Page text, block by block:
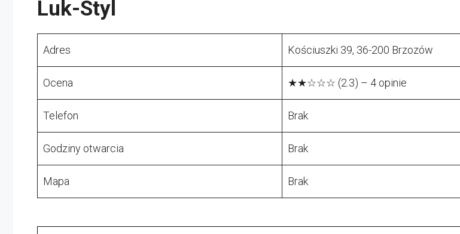
Luk-Styl
Adres Kościuszki 39, 36-200 Brzozów
Ocena ★★☆☆☆ (2.3) – 4 opinie
Telefon Brak
Godziny otwarcia Brak
Mapa Brak